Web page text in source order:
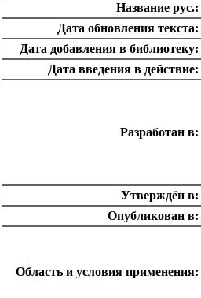
Название рус.:
Дата обновления текста:
Дата добавления в библиотеку:
Дата введения в действие:
Разработан в:
Утверждён в:
Опубликован в:
Область и условия применения: